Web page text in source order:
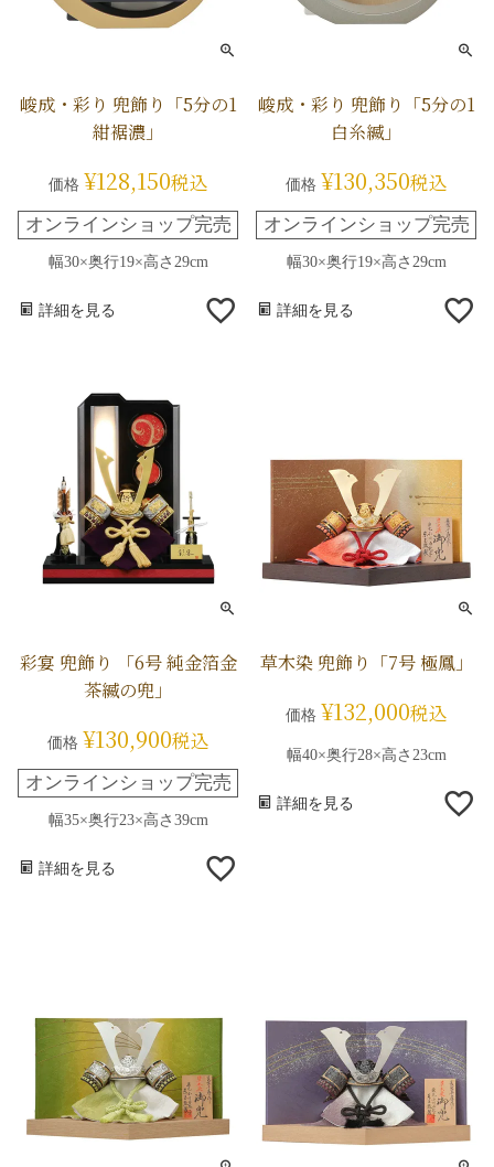
峻成・彩り 兜飾り「5分の1
紺裾濃」
価格 ¥128,150税込
オンラインショップ完売
幅30×奥行19×高さ29cm
詳細を見る
峻成・彩り 兜飾り「5分の1
白糸縅」
価格 ¥130,350税込
オンラインショップ完売
幅30×奥行19×高さ29cm
詳細を見る
彩宴 兜飾り 「6号 純金箔金
茶縅の兜」
価格 ¥130,900税込
オンラインショップ完売
幅35×奥行23×高さ39cm
詳細を見る
草木染 兜飾り「7号 極鳳」
価格 ¥132,000税込
幅40×奥行28×高さ23cm
詳細を見る